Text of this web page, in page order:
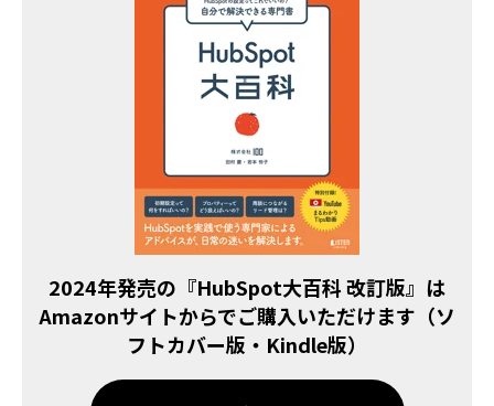
2024年発売の『HubSpot大百科 改訂版』は
Amazonサイトからでご購入いただけます（ソ
フトカバー版・Kindle版）